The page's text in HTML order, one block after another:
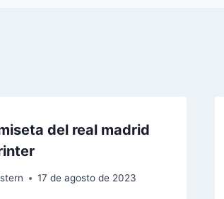
del real madrid
17 de agosto de 2023